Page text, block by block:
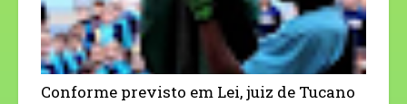
Conforme previsto em Lei, juiz de Tucano